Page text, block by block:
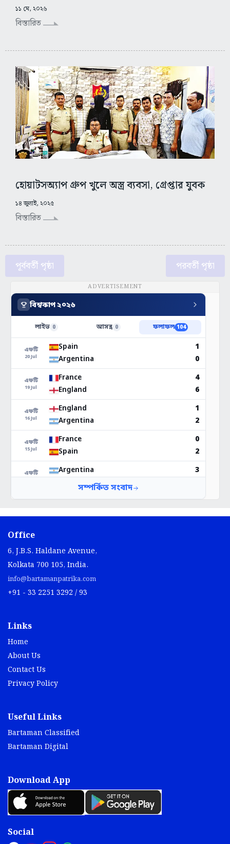
১১ মে, ২০২৬
বিস্তারিত
হোয়াটসঅ্যাপ গ্রুপ খুলে অস্ত্র ব্যবসা, গ্রেপ্তার যুবক
১৪ জুলাই, ২০২৫
বিস্তারিত
পূর্ববর্তী পৃষ্ঠা পরবর্তী পৃষ্ঠা
ADVERTISEMENT
Office
6, J.B.S. Haldane Avenue,
Kolkata 700 105, India.
info@bartamanpatrika.com
+91 - 33 2251 3292 / 93
Links
Home
About Us
Contact Us
Privacy Policy
Useful Links
Bartaman Classified
Bartaman Digital
Download App
Social